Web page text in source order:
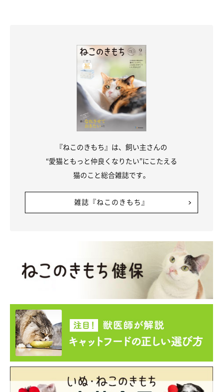
ちょびちゃんは「最高のパートナー」に
『ねこのきもち』は、飼い主さんの
“愛猫ともっと仲良くなりたい”にこたえる
猫のこと総合雑誌です。
雑誌『ねこのきもち』